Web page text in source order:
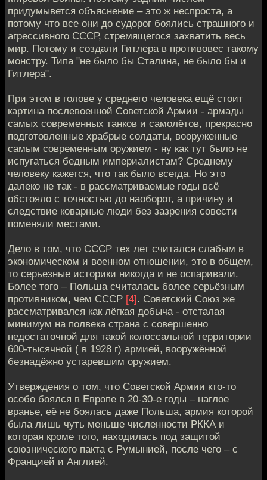
придумывется объяснение – это ж неспроста, а
потому что все они до судорог боялись страшного и
агрессивного СССР, стремящегося захватить весь
мир. Потому и создали Гитлера в противовес такому
монстру. Типа "не было бы Сталина, не было бы и
Гитлера".
При этом в голове у среднего человека ещё стоит
картина послевоенной Советской Армии - армады
самых современных танков и самолётов, прекрасно
подготовленные храбрые солдаты, вооруженные
самым современным оружием - ну как тут было не
испугаться бедным империалистам? Среднему
человеку кажется, что так было всегда. Но это
далеко не так - в рассматриваемые годы всё
обстояло с точностью до наоборот, а причину и
следствие коварные люди без зазрения совести
поменяли местами.
Дело в том, что СССР тех лет считался слабым в
экономическом и военном отношении, это в общем,
то серьезные историки никогда и не оспаривали.
Более того – Польша считалась более серьёзным
противником, чем СССР [4]. Советский Союз же
рассматривался как лёгкая добыча - отсталая
минимум на полвека страна с совершенно
недостаточной для такой колоссальной территории
600-тысячной ( в 1928 г) армией, вооружённой
безнадёжно устаревшим оружием.
Утверждения о том, что Советской Армии кто-то
особо боялся в Европе в 20-30-е годы – наглое
вранье, её не боялась даже Польша, армия которой
была лишь чуть меньше численности РККА и
которая кроме того, находилась под защитой
союзнического пакта с Румынией, после чего – с
Францией и Англией.